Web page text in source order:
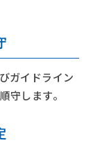
ガイドライン
守します。